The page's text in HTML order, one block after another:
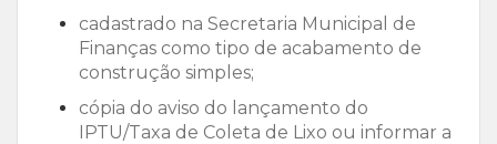
cadastrado na Secretaria Municipal de
Finanças como tipo de acabamento de
construção simples;
cópia do aviso do lançamento do
IPTU/Taxa de Coleta de Lixo ou informar a